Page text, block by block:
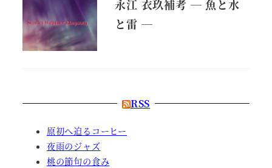
永江 衣玖補考 ― 魚と水
と雷 ―
RSS
原初へ迫るコーヒー
夜雨のジャズ
桃の節句の食み